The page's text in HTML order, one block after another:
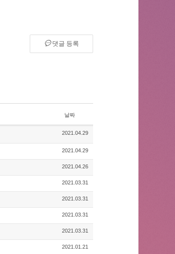
댓글 등록
날짜
2021.04.29
2021.04.29
2021.04.26
2021.03.31
2021.03.31
2021.03.31
2021.03.31
2021.01.21